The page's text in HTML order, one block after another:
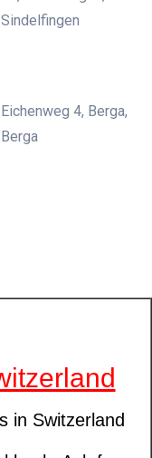
Sindelfingen
Eichenweg 4, Berga,
Berga